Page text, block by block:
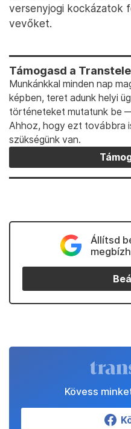
versenyjogi kockázatok
vevőket.
Támogasd a
Munkánkkal minden nap
képben, teret adunk helyi
történeteket mutatunk be
Ahhoz, hogy ezt továbbra
szükségünk van.
Állítsd
Kövess